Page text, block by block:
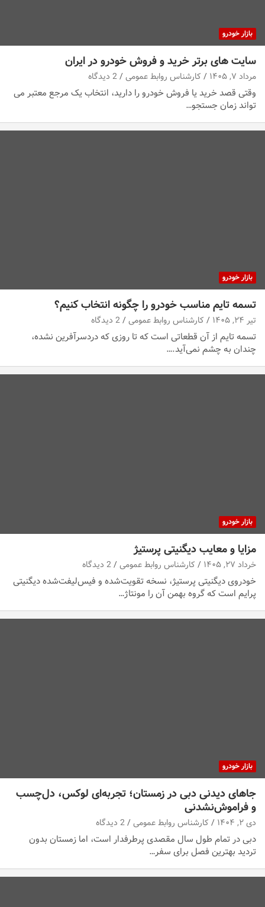
بازار خودرو
سایت های برتر خرید و فروش خودرو در ایران
مرداد ۷, ۱۴۰۵ کارشناس روابط عمومی 2 دیدگاه
وقتی قصد خرید یا فروش خودرو را دارید، انتخاب یک مرجع معتبر می
تواند زمان جستجو…
بازار خودرو
تسمه تایم مناسب خودرو را چگونه انتخاب کنیم؟
تیر ۲۴, ۱۴۰۵ کارشناس روابط عمومی 2 دیدگاه
تسمه تایم از آن قطعاتی است که تا روزی که دردسرآفرین نشده،
چندان به چشم نمی‌آید.…
بازار خودرو
مزایا و معایب دیگنیتی پرستیژ
خرداد ۲۷, ۱۴۰۵ کارشناس روابط عمومی 2 دیدگاه
خودروی دیگنیتی پرستیژ، نسخه تقویت‌شده و فیس‌لیفت‌شده دیگنیتی
پرایم است که گروه بهمن آن را مونتاژ…
بازار خودرو
جاهای دیدنی دبی در زمستان؛ تجربه‌ای لوکس، دل‌چسب
و فراموش‌نشدنی
دی ۲, ۱۴۰۴ کارشناس روابط عمومی 2 دیدگاه
دبی در تمام طول سال مقصدی پرطرفدار است، اما زمستان بدون
تردید بهترین فصل برای سفر…